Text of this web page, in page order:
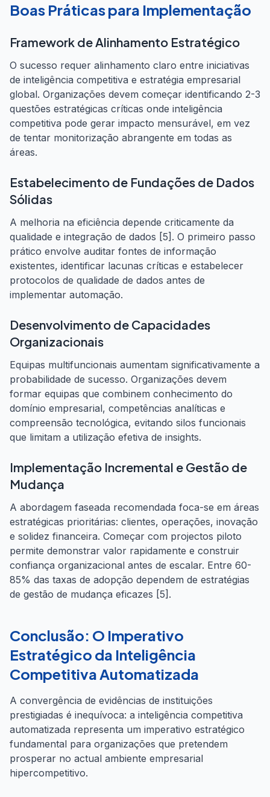
Boas Práticas para Implementação
Framework de Alinhamento Estratégico
O sucesso requer alinhamento claro entre iniciativas
de inteligência competitiva e estratégia empresarial
global. Organizações devem começar identificando 2-3
questões estratégicas críticas onde inteligência
competitiva pode gerar impacto mensurável, em vez
de tentar monitorização abrangente em todas as
áreas.
Estabelecimento de Fundações de Dados
Sólidas
A melhoria na eficiência depende criticamente da
qualidade e integração de dados [5]. O primeiro passo
prático envolve auditar fontes de informação
existentes, identificar lacunas críticas e estabelecer
protocolos de qualidade de dados antes de
implementar automação.
Desenvolvimento de Capacidades
Organizacionais
Equipas multifuncionais aumentam significativamente a
probabilidade de sucesso. Organizações devem
formar equipas que combinem conhecimento do
domínio empresarial, competências analíticas e
compreensão tecnológica, evitando silos funcionais
que limitam a utilização efetiva de insights.
Implementação Incremental e Gestão de
Mudança
A abordagem faseada recomendada foca-se em áreas
estratégicas prioritárias: clientes, operações, inovação
e solidez financeira. Começar com projectos piloto
permite demonstrar valor rapidamente e construir
confiança organizacional antes de escalar. Entre 60-
85% das taxas de adopção dependem de estratégias
de gestão de mudança eficazes [5].
Conclusão: O Imperativo
Estratégico da Inteligência
Competitiva Automatizada
A convergência de evidências de instituições
prestigiadas é inequívoca: a inteligência competitiva
automatizada representa um imperativo estratégico
fundamental para organizações que pretendem
prosperar no actual ambiente empresarial
hipercompetitivo.